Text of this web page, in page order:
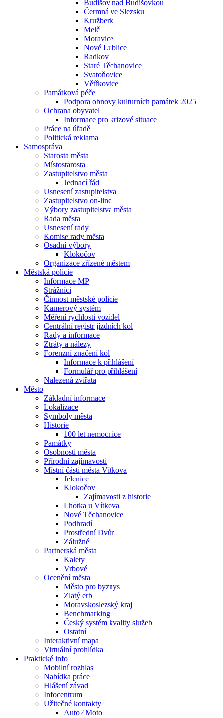
Budišov nad Budišovkou
Čermná ve Slezsku
Kružberk
Melč
Moravice
Nové Lublice
Radkov
Staré Těchanovice
Svatoňovice
Větřkovice
Památková péče
Podpora obnovy kulturních památek 2025
Ochrana obyvatel
Informace pro krizové situace
Práce na úřadě
Politická reklama
Samospráva
Starosta města
Místostarosta
Zastupitelstvo města
Jednací řád
Usnesení zastupitelstva
Zastupitelstvo on-line
Výbory zastupitelstva města
Rada města
Usnesení rady
Komise rady města
Osadní výbory
Klokočov
Organizace zřízené městem
Městská policie
Informace MP
Strážníci
Činnost městské policie
Kamerový systém
Měření rychlosti vozidel
Centrální registr jízdních kol
Rady a informace
Ztráty a nálezy
Forenzní značení kol
Informace k přihlášení
Formulář pro přihlášení
Nalezená zvířata
Město
Základní informace
Lokalizace
Symboly města
Historie
100 let nemocnice
Památky
Osobnosti města
Přírodní zajímavosti
Místní části města Vítkova
Jelenice
Klokočov
Zajímavosti z historie
Lhotka u Vítkova
Nové Těchanovice
Podhradí
Prostřední Dvůr
Zálužné
Partnerská města
Kalety
Vrbové
Ocenění města
Město pro byznys
Zlatý erb
Moravskoslezský kraj
Benchmarking
Český systém kvality služeb
Ostatní
Interaktivní mapa
Virtuální prohlídka
Praktické info
Mobilní rozhlas
Nabídka práce
Hlášení závad
Infocentrum
Užitečné kontakty
Auto ⁄ Moto